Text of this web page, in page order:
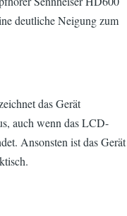
deutliche Neigung zum
das Gerät
auch wenn das LCD-
Ansonsten ist das Gerät